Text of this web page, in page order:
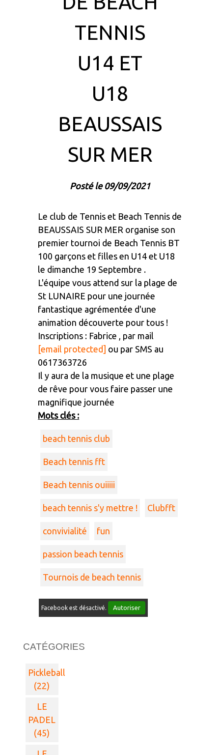
TENNIS
U14 ET
U18
BEAUSSAIS
SUR MER
Posté le 09/09/2021
Le club de Tennis et Beach Tennis de
BEAUSSAIS SUR MER organise son
premier tournoi de Beach Tennis BT
100 garçons et filles en U14 et U18
le dimanche 19 Septembre .
L'équipe vous attend sur la plage de
St LUNAIRE pour une journée
fantastique agrémentée d'une
animation découverte pour tous !
Inscriptions : Fabrice , par mail
[email protected] ou par SMS au
0617363726
Il y aura de la musique et une plage
de rêve pour vous faire passer une
magnifique journée
Mots clés :
beach tennis club
Beach tennis fft
Beach tennis ouiiiii
beach tennis s'y mettre ! Clubfft
convivialité fun
passion beach tennis
Tournois de beach tennis
Facebook est désactivé. Autoriser
CATÉGORIES
Pickleball
(22)
LE
PADEL
(45)